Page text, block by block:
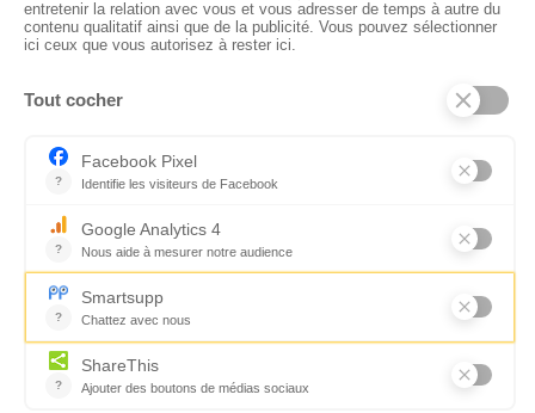
Florence Servan-Schreiber © 2026